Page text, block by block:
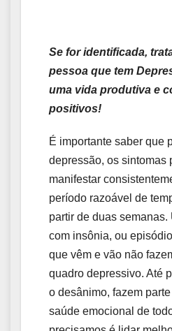
Se for identificada,
pessoa que tem
uma vida produtiva e
positivos!
É importante saber que
depressão, os sintomas
manifestar
período razoável de
partir de duas semanas.
com insônia, ou
que vêm e vão não
quadro depressivo. Até
o desânimo, fazem
saúde emocional de